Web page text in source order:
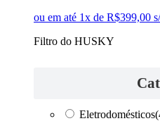
ou em até 1x de R$399,00
Filtro do HUSKY
Eletrodomésticos